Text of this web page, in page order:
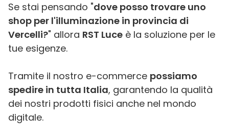
Se stai pensando "dove posso trovare uno
shop per l'illuminazione in provincia di
Vercelli?" allora RST Luce è la soluzione per le
tue esigenze.
Tramite il nostro e-commerce possiamo
spedire in tutta Italia, garantendo la qualità
dei nostri prodotti fisici anche nel mondo
digitale.